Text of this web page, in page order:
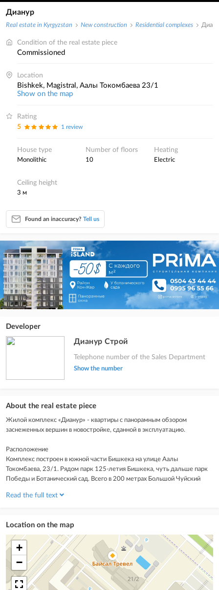
Дианур
Real estate in Kyrgyzstan New construction Residential complexes
Condition of the real estate piece
commissioned
Location
Bishkek, Magistral, Аалы Токомбаева 23/1
Show on the map
Rating
5
1 review
House type
monolithic
Number of floors
10
Heating
electric
Ceiling height
3 м
Found an inaccuracy? Tell us
Developer
Дианур Строй
Telephone number of the Sales Department
Show the number
About the real estate piece
Жилой комплекс «Дианур» - квартиры с панорамным обзором
заснеженных вершин в новостройке, сданной в эксплуатацию.
Расположение
Комплекс построен в южной части Бишкека на улице Аалы
Токомбаева, 23/1. Рядом парк 125-летия Бишкека, чуть дальше парк
Победы и Ботанический сад. Всего в 200 метрах Большой Чуйский
жить в столице, но не чувствовать его суеты и безумного ритма.
Большинство расположенных поблизости объектов инфраструктуры
находятся на противоположной четной стороне проспекта Токомбаева.
Там работают гипермаркет «Глобус», супермаркет «Народный», Лицей
Кыргызского экономического университета имени М. Рыскулбекова,
школы №56, 39, продуктовый рынок «Асанбай». Также неподалеку
футбольный стадион «Южный», СК «ДСК», центр отдыха «Ала Тоо».
Read the full text
Location on the map
+
−